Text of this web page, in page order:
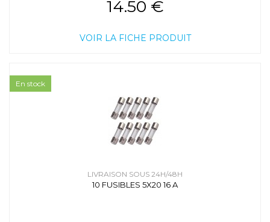
14.50 €
VOIR LA FICHE PRODUIT
LIVRAISON SOUS 24H/48H
10 FUSIBLES 5X20 16 A
En stock